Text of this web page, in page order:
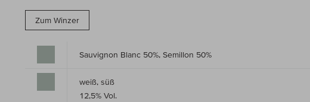
Zum Winzer
Sauvignon Blanc 50%, Semillon 50%
weiß, süß
12,5% Vol.